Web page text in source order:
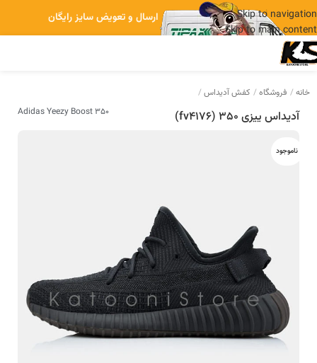
Skip to navigation
Skip to main content
ارسال و تعویض سایز رایگان
خانه فروشگاه کفش آدیداس
آدیداس ییزی 350 (fv4176) Adidas Yeezy Boost 350
ناموجود